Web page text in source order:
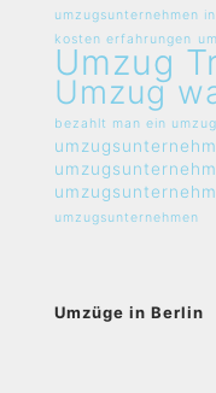
umzugsunternehmen
kosten erfahrungen
Umzug
Umzug
bezahlt man ein
umzugsunternehmen
Umzüge in Berlin